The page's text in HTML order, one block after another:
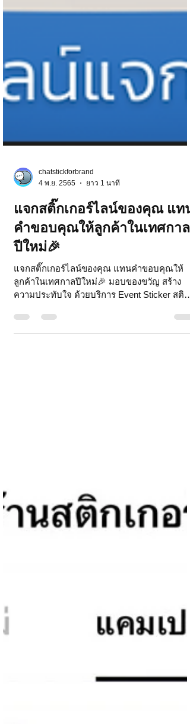
4 พ.ย. 2565
ยาว 1 นาที
แจกสติ๊กเกอร์ไลน์ของคุณ แทน
คำขอบคุณให้ลูกค้าในเทศกาล
ปีใหม่🎉
แจกสติ๊กเกอร์ไลน์ของคุณ แทนคำขอบคุณให้
ลูกค้าในเทศกาลปีใหม่🎉 มอบของขวัญ สร้าง
ความประทับใจ ด้วยบริการ Event Sticker สติก